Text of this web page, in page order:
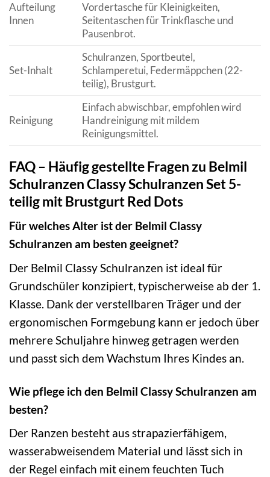
Aufteilung
Innen
Vordertasche für Kleinigkeiten,
Seitentaschen für Trinkflasche und
Pausenbrot.
Set-Inhalt
Schulranzen, Sportbeutel,
Schlamperetui, Federmäppchen (22-
teilig), Brustgurt.
Reinigung
Einfach abwischbar, empfohlen wird
Handreinigung mit mildem
Reinigungsmittel.
FAQ – Häufig gestellte Fragen zu Belmil
Schulranzen Classy Schulranzen Set 5-
teilig mit Brustgurt Red Dots
Für welches Alter ist der Belmil Classy
Schulranzen am besten geeignet?
Der Belmil Classy Schulranzen ist ideal für
Grundschüler konzipiert, typischerweise ab der 1.
Klasse. Dank der verstellbaren Träger und der
ergonomischen Formgebung kann er jedoch über
mehrere Schuljahre hinweg getragen werden
und passt sich dem Wachstum Ihres Kindes an.
Wie pflege ich den Belmil Classy Schulranzen am
besten?
Der Ranzen besteht aus strapazierfähigem,
wasserabweisendem Material und lässt sich in
der Regel einfach mit einem feuchten Tuch